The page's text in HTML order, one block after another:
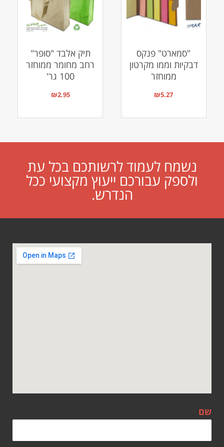
"סמארט" פנקס
דבקיות וממו מקרטון
ממוחזר
₪5.27
תיק אלבד "סופר"
רחב מחומר ממוחזר
100 גר'
₪2.95
נשמח לעמוד לרשותכם בכל עת
ולספק עבורכם ייעוץ מקצועי ככל
הנדרש.
שם